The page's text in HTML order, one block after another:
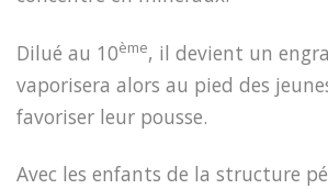
Dilué au 10ème, il devient un
vaporisera alors au pied des
favoriser leur pousse.
Avec les enfants de la structure